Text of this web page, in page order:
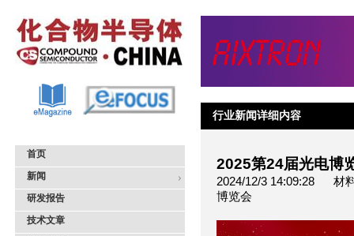
首页
新闻
研发报告
技术文章
行业新闻详细内容
2025第24届光电博
2024/12/3 14:09:28 材
博览会